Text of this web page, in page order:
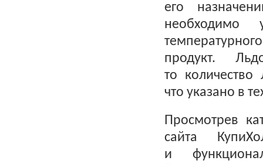
его
необходимо
продукт.
то количество
что указано в
Просмотрев
сайта
и